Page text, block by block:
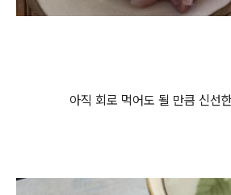
아직 회로 먹어도 될 만큼 신선